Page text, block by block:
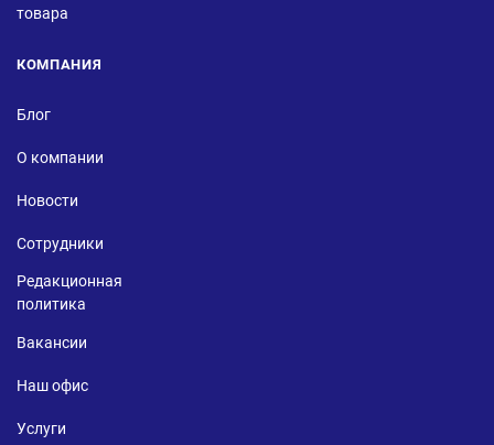
товара
КОМПАНИЯ
Блог
О компании
Новости
Сотрудники
Редакционная
политика
Вакансии
Наш офис
Услуги